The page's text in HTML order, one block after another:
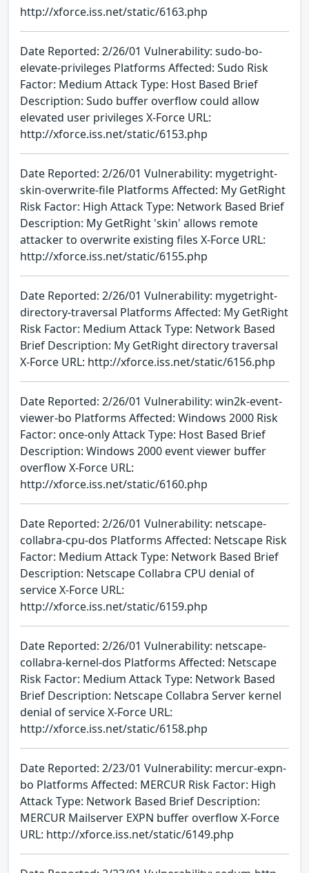
http://xforce.iss.net/static/6163.php
Date Reported: 2/26/01 Vulnerability: sudo-bo-
elevate-privileges Platforms Affected: Sudo Risk
Factor: Medium Attack Type: Host Based Brief
Description: Sudo buffer overflow could allow
elevated user privileges X-Force URL:
http://xforce.iss.net/static/6153.php
Date Reported: 2/26/01 Vulnerability: mygetright-
skin-overwrite-file Platforms Affected: My GetRight
Risk Factor: High Attack Type: Network Based Brief
Description: My GetRight 'skin' allows remote
attacker to overwrite existing files X-Force URL:
http://xforce.iss.net/static/6155.php
Date Reported: 2/26/01 Vulnerability: mygetright-
directory-traversal Platforms Affected: My GetRight
Risk Factor: Medium Attack Type: Network Based
Brief Description: My GetRight directory traversal
X-Force URL: http://xforce.iss.net/static/6156.php
Date Reported: 2/26/01 Vulnerability: win2k-event-
viewer-bo Platforms Affected: Windows 2000 Risk
Factor: once-only Attack Type: Host Based Brief
Description: Windows 2000 event viewer buffer
overflow X-Force URL:
http://xforce.iss.net/static/6160.php
Date Reported: 2/26/01 Vulnerability: netscape-
collabra-cpu-dos Platforms Affected: Netscape Risk
Factor: Medium Attack Type: Network Based Brief
Description: Netscape Collabra CPU denial of
service X-Force URL:
http://xforce.iss.net/static/6159.php
Date Reported: 2/26/01 Vulnerability: netscape-
collabra-kernel-dos Platforms Affected: Netscape
Risk Factor: Medium Attack Type: Network Based
Brief Description: Netscape Collabra Server kernel
denial of service X-Force URL:
http://xforce.iss.net/static/6158.php
Date Reported: 2/23/01 Vulnerability: mercur-expn-
bo Platforms Affected: MERCUR Risk Factor: High
Attack Type: Network Based Brief Description:
MERCUR Mailserver EXPN buffer overflow X-Force
URL: http://xforce.iss.net/static/6149.php